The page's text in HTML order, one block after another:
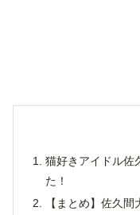
猫好きアイドル佐
た！
【まとめ】佐久